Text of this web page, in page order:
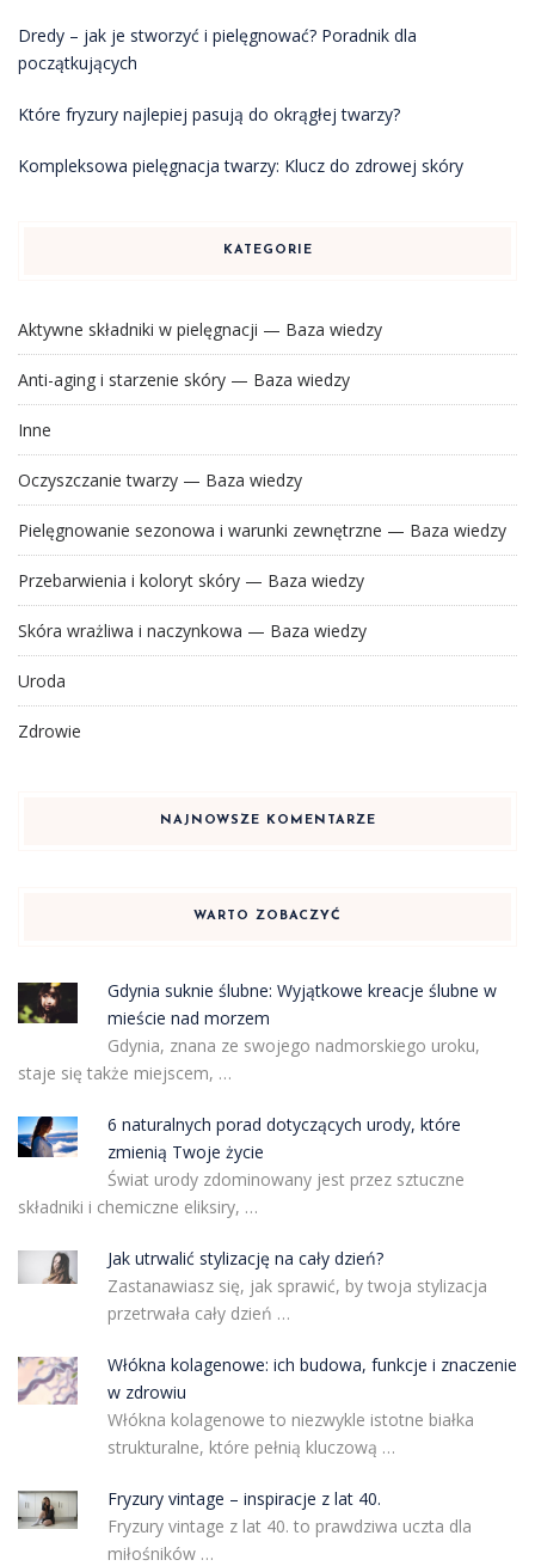
Dredy – jak je stworzyć i pielęgnować? Poradnik dla
początkujących
Które fryzury najlepiej pasują do okrągłej twarzy?
Kompleksowa pielęgnacja twarzy: Klucz do zdrowej skóry
KATEGORIE
Aktywne składniki w pielęgnacji — Baza wiedzy
Anti-aging i starzenie skóry — Baza wiedzy
Inne
Oczyszczanie twarzy — Baza wiedzy
Pielęgnowanie sezonowa i warunki zewnętrzne — Baza wiedzy
Przebarwienia i koloryt skóry — Baza wiedzy
Skóra wrażliwa i naczynkowa — Baza wiedzy
Uroda
Zdrowie
NAJNOWSZE KOMENTARZE
WARTO ZOBACZYĆ
Gdynia suknie ślubne: Wyjątkowe kreacje ślubne w
mieście nad morzem
Gdynia, znana ze swojego nadmorskiego uroku,
staje się także miejscem, …
6 naturalnych porad dotyczących urody, które
zmienią Twoje życie
Świat urody zdominowany jest przez sztuczne
składniki i chemiczne eliksiry, …
Jak utrwalić stylizację na cały dzień?
Zastanawiasz się, jak sprawić, by twoja stylizacja
przetrwała cały dzień …
Włókna kolagenowe: ich budowa, funkcje i znaczenie
w zdrowiu
Włókna kolagenowe to niezwykle istotne białka
strukturalne, które pełnią kluczową …
Fryzury vintage – inspiracje z lat 40.
Fryzury vintage z lat 40. to prawdziwa uczta dla
miłośników …